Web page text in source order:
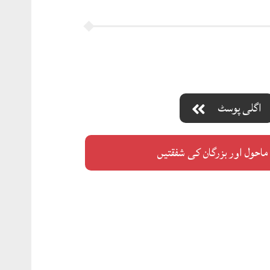
اگلی پوسٹ
ماحول اور بزرگان کی شفقتیں